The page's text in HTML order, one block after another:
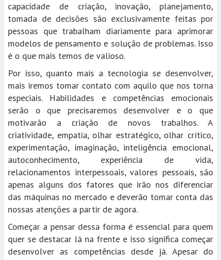
capacidade de criação, inovação, planejamento,
tomada de decisões são exclusivamente feitas por
pessoas que trabalham diariamente para aprimorar
modelos de pensamento e solução de problemas. Isso
é o que mais temos de valioso.
Por isso, quanto mais a tecnologia se desenvolver,
mais iremos tomar contato com aquilo que nos torna
especiais. Habilidades e competências emocionais
serão o que precisaremos desenvolver e o que
motivarão a criação de novos trabalhos. A
criatividade, empatia, olhar estratégico, olhar crítico,
experimentação, imaginação, inteligência emocional,
autoconhecimento, experiência de vida,
relacionamentos interpessoais, valores pessoais, são
apenas alguns dos fatores que irão nos diferenciar
das máquinas no mercado e deverão tomar conta das
nossas atenções a partir de agora.
Começar a pensar dessa forma é essencial para quem
quer se destacar lá na frente e isso significa começar
desenvolver as competências desde já. Apesar do